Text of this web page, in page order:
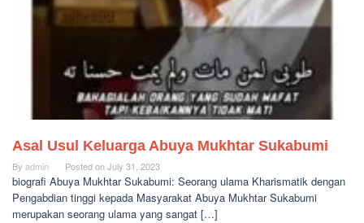
Asal Usul Keluarga Abuya Mukhtar Sukabumi
By admin Posted onJuly 31, 2023
biografi Abuya Mukhtar Sukabumi: Seorang ulama Kharismatik dengan
Pengabdian tinggi kepada Masyarakat Abuya Mukhtar Sukabumi
merupakan seorang ulama yang sangat […]